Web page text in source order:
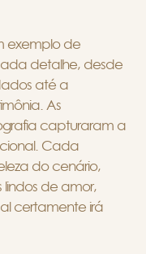
exemplo de
detalhe, desde
até a
As
capturaram a
Cada
do cenário,
de amor,
certamente irá